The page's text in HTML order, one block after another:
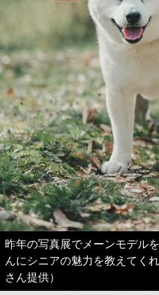
昨年の写真展でメーンモデル
んにシニアの魅力を教えてく
さん提供）